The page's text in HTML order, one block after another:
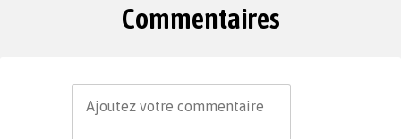
Commentaires